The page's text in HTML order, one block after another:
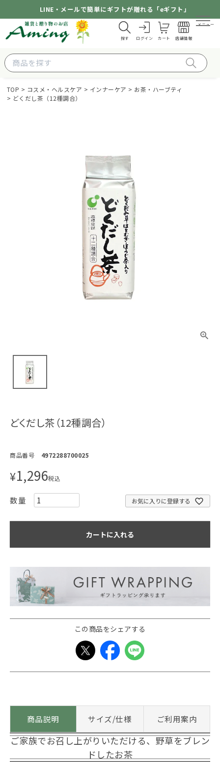
LINE・メールで簡単にギフトが贈れる「eギフト」
探す ログイン カート 店舗情報
メニュー
TOP コスメ・ヘルスケア インナーケア
お茶・ハーブティ
どくだし茶（12種調合）
どくだし茶（12種調合）
商品番号 4972288700025
¥1,296税込
お気に入りに登録する
カートに入れる
この商品をシェアする
商品説明 サイズ/仕様 ご利用案内
ご家族でお召し上がりいただける、野草をブレン
ドしたお茶